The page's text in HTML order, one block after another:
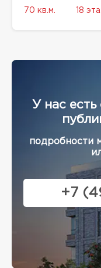
70 кв.м. 18
У нас
подробности
+7